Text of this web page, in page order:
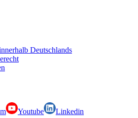
Deutschlands
Youtube
Linkedin